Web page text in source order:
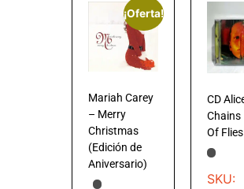
¡Oferta!
Mariah Carey
– Merry
Christmas
(Edición de
Aniversario)
CD
Chains
Of Flies
SKU: